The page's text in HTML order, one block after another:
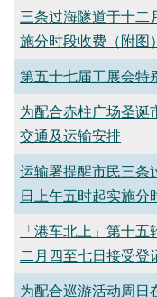
三条过海隧道于十二
施分时段收费（附图）
第五十七届工展会特
为配合赤柱广场圣诞
交通及运输安排
运输署提醒市民三条
日上午五时起实施分
「港车北上」第十
二月四至七日接受登
为配合巡游活动周日